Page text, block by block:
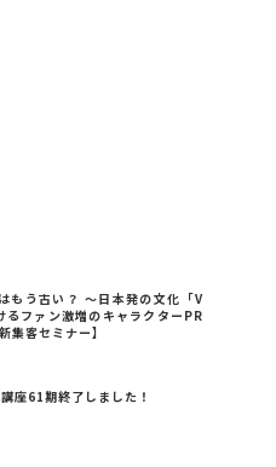
もう古い？ ～日本発の文化「V
ファン激増のキャラクターPR
集客セミナー】
座61期終了しました！